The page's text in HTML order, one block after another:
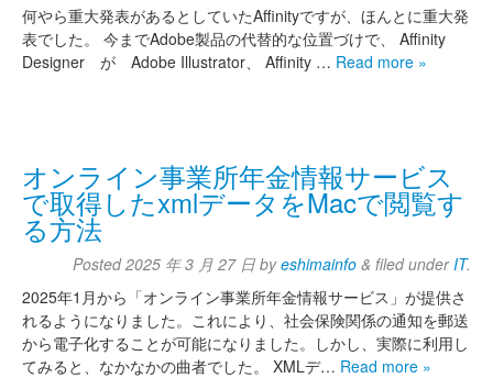
何やら重大発表があるとしていたAffinityですが、ほんとに重大発
表でした。 今までAdobe製品の代替的な位置づけで、 Affinity
Designer が Adobe Illustrator、 Affinity … Read more »
オンライン事業所年金情報サービス
で取得したxmlデータをMacで閲覧す
る方法
Posted2025 年 3 月 27 日 byeshimainfo & filed under IT.
2025年1月から「オンライン事業所年金情報サービス」が提供さ
れるようになりました。これにより、社会保険関係の通知を郵送
から電子化することが可能になりました。しかし、実際に利用し
てみると、なかなかの曲者でした。 XMLデ… Read more »